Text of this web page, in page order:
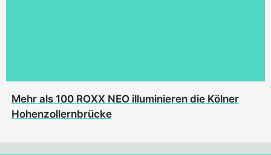
Mehr als 100 ROXX NEO illuminieren die Kölner
Hohenzollernbrücke